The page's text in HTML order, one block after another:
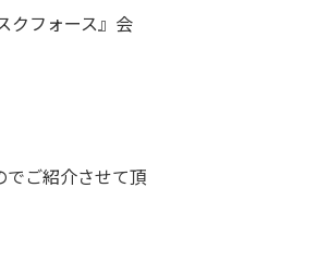
クフォース』会
ご紹介させて頂